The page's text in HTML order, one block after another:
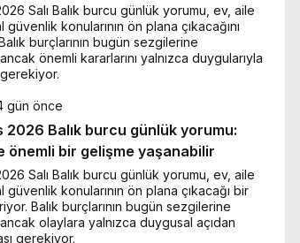
Salı Balık burcu günlük yorumu, ev, aile
konularının ön plana çıkacağını
burçlarının bugün sezgilerine
önemli kararlarını yalnızca duygularıyla
gün önce
2026 Balık burcu günlük yorumu:
önemli bir gelişme yaşanabilir
Salı Balık burcu günlük yorumu, ev, aile
konularının ön plana çıkacağı bir
Balık burçlarının bugün sezgilerine
olaylara yalnızca duygusal açıdan
gerekiyor.